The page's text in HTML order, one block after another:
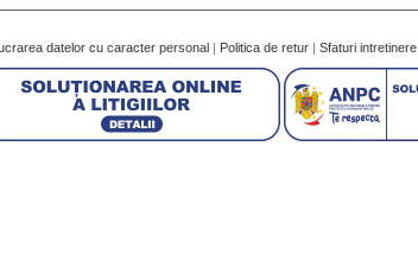
datelor cu caracter personal | Politica de retur | Sfaturi intretinere